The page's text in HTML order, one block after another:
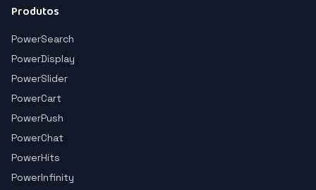
Produtos
PowerSearch
PowerDisplay
PowerSlider
PowerCart
PowerPush
PowerChat
PowerHits
PowerInfinity